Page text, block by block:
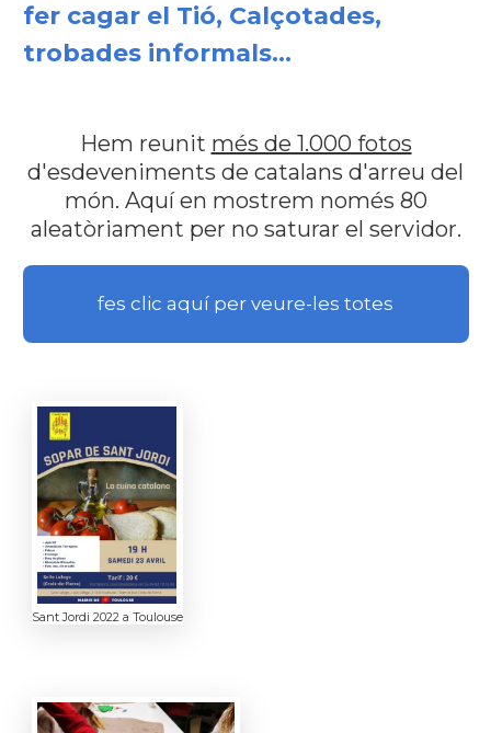
fer cagar el Tió, Calçotades,
trobades informals...
Hem reunit més de 1.000 fotos
d'esdeveniments de catalans d'arreu del
món. Aquí en mostrem només 80
aleatòriament per no saturar el servidor.
fes clic aquí per veure-les totes
Sant Jordi 2022 a Toulouse